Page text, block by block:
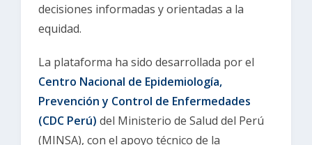
decisiones informadas y orientadas a la
equidad.
La plataforma ha sido desarrollada por el
Centro Nacional de Epidemiología,
Prevención y Control de Enfermedades
(CDC Perú) del Ministerio de Salud del Perú
(MINSA), con el apoyo técnico de la